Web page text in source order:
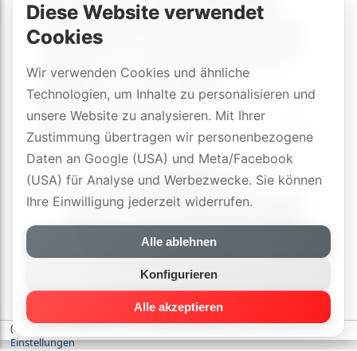
(c) DYNAVOX electronics AG-Datenschutzerklärung-Cookie-
Einstellungen
Diese Website verwendet
Cookies
Wir verwenden Cookies und ähnliche
Technologien, um Inhalte zu personalisieren und
unsere Website zu analysieren. Mit Ihrer
Zustimmung übertragen wir personenbezogene
Daten an Google (USA) und Meta/Facebook
(USA) für Analyse und Werbezwecke. Sie können
Ihre Einwilligung jederzeit widerrufen.
Alle ablehnen
Konfigurieren
Alle akzeptieren